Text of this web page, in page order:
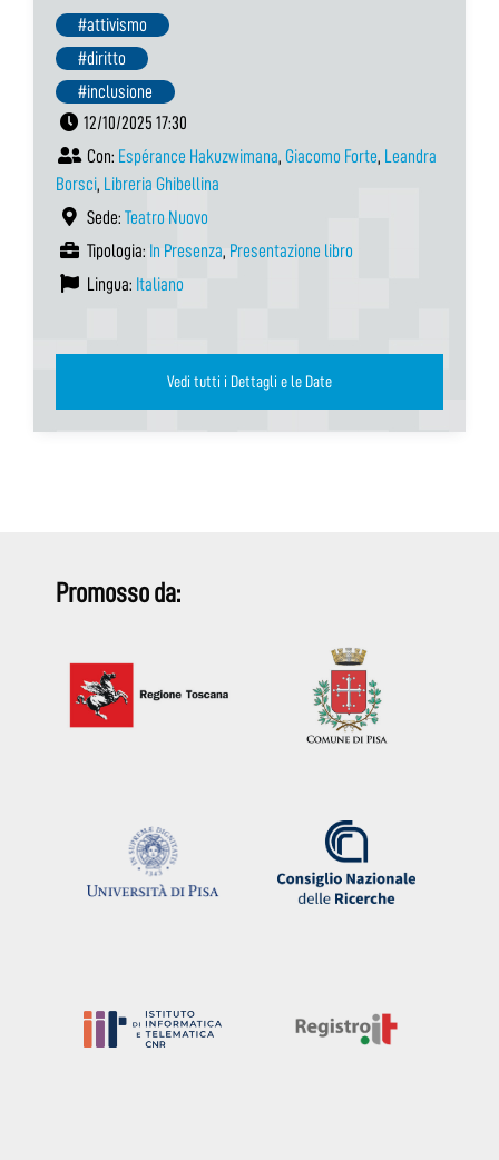
#attivismo
#diritto
#inclusione
12/10/2025 17:30
Con: Espérance Hakuzwimana, Giacomo Forte, Leandra
Borsci, Libreria Ghibellina
Sede: Teatro Nuovo
Tipologia: In Presenza, Presentazione libro
Lingua: Italiano
Vedi tutti i Dettagli e le Date
Promosso da: